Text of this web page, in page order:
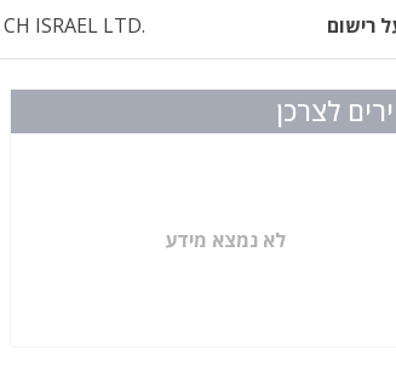
רישום
ISRAEL LTD.
לצרכן
לא נמצא מידע